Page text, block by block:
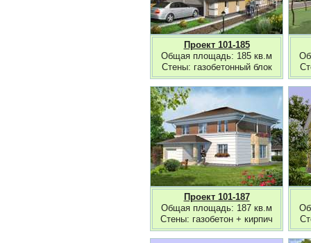
Проект 101-185
Общая площадь: 185 кв.м
Стены: газобетонный блок
Проект 101-187
Общая площадь: 187 кв.м
Стены: газобетон + кирпич